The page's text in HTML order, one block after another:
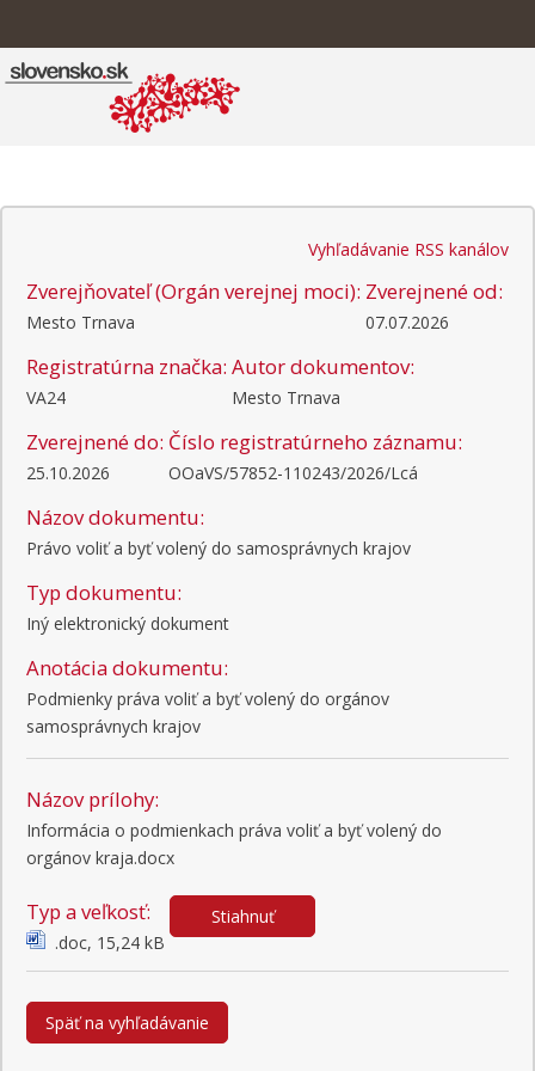
Vyhľadávanie RSS kanálov
Zverejňovateľ (Orgán verejnej moci):
Mesto Trnava
Zverejnené od:
07.07.2026
Registratúrna značka:
VA24
Autor dokumentov:
Mesto Trnava
Zverejnené do:
25.10.2026
Číslo registratúrneho záznamu:
OOaVS/57852-110243/2026/Lcá
Názov dokumentu:
Právo voliť a byť volený do samosprávnych krajov
Typ dokumentu:
Iný elektronický dokument
Anotácia dokumentu:
Podmienky práva voliť a byť volený do orgánov
samosprávnych krajov
Názov prílohy:
Informácia o podmienkach práva voliť a byť volený do
orgánov kraja.docx
Typ a veľkosť:
.doc, 15,24 kB
Stiahnuť
Späť na vyhľadávanie